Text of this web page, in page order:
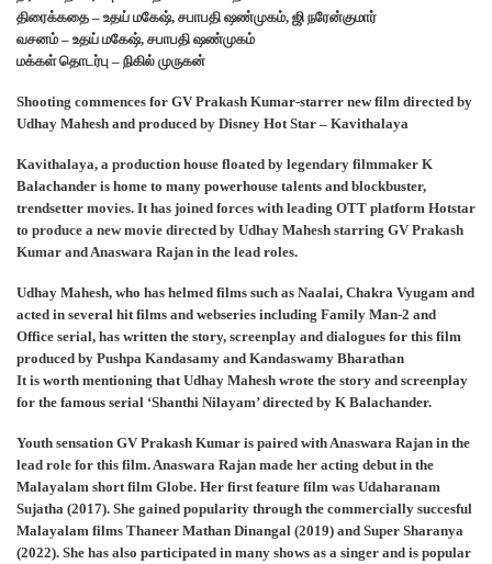
திரைக்கதை – உதய் மகேஷ், சபாபதி ஷண்முகம், ஜி நரேன்குமார்
வசனம் – உதய் மகேஷ், சபாபதி ஷண்முகம்
மக்கள் தொடர்பு – நிகில் முருகன்
Shooting commences for GV Prakash Kumar-starrer new film directed by
Udhay Mahesh and produced by Disney Hot Star – Kavithalaya
Kavithalaya, a production house floated by legendary filmmaker K
Balachander is home to many powerhouse talents and blockbuster,
trendsetter movies. It has joined forces with leading OTT platform Hotstar
to produce a new movie directed by Udhay Mahesh starring GV Prakash
Kumar and Anaswara Rajan in the lead roles.
Udhay Mahesh, who has helmed films such as Naalai, Chakra Vyugam and
acted in several hit films and webseries including Family Man-2 and
Office serial, has written the story, screenplay and dialogues for this film
produced by Pushpa Kandasamy and Kandaswamy Bharathan
It is worth mentioning that Udhay Mahesh wrote the story and screenplay
for the famous serial ‘Shanthi Nilayam’ directed by K Balachander.
Youth sensation GV Prakash Kumar is paired with Anaswara Rajan in the
lead role for this film. Anaswara Rajan made her acting debut in the
Malayalam short film Globe. Her first feature film was Udaharanam
Sujatha (2017). She gained popularity through the commercially succesful
Malayalam films Thaneer Mathan Dinangal (2019) and Super Sharanya
(2022). She has also participated in many shows as a singer and is popular